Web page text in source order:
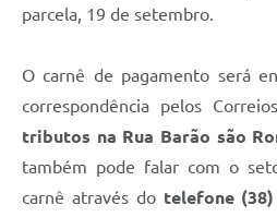
parcela, 19 de setembro.
O carnê de pagamento será
correspondência pelos
tributos na Rua Barão são
também pode falar com o
carnê através do telefone